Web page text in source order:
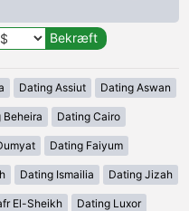
Dating Assiut Dating Aswan
Beheira Dating Cairo
Dating Faiyum
Dating Ismailia Dating Jizah
El-Sheikh Dating Luxor